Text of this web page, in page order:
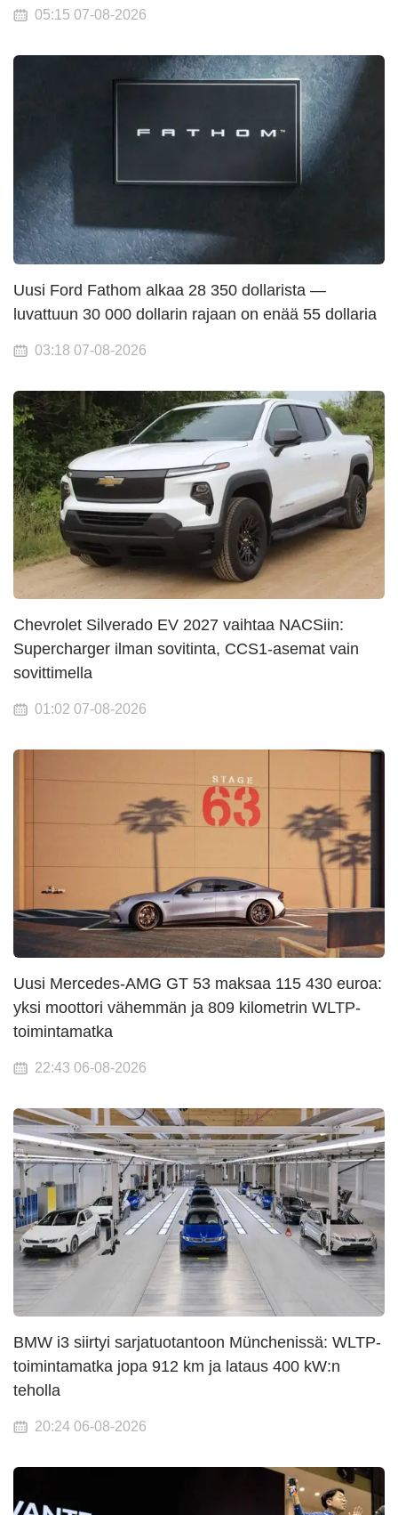
05:15 07-08-2026
Uusi Ford Fathom alkaa 28 350 dollarista —
luvattuun 30 000 dollarin rajaan on enää 55 dollaria
03:18 07-08-2026
Chevrolet Silverado EV 2027 vaihtaa NACSiin:
Supercharger ilman sovitinta, CCS1-asemat vain
sovittimella
01:02 07-08-2026
Uusi Mercedes-AMG GT 53 maksaa 115 430 euroa:
yksi moottori vähemmän ja 809 kilometrin WLTP-
toimintamatka
22:43 06-08-2026
BMW i3 siirtyi sarjatuotantoon Münchenissä: WLTP-
toimintamatka jopa 912 km ja lataus 400 kW:n
teholla
20:24 06-08-2026